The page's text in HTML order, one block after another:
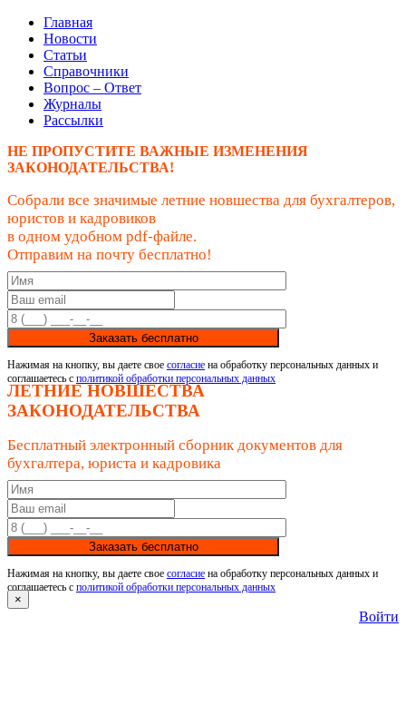
Главная
Новости
Статьи
Справочники
Вопрос – Ответ
Журналы
Рассылки
НЕ ПРОПУСТИТЕ ВАЖНЫЕ ИЗМЕНЕНИЯ
ЗАКОНОДАТЕЛЬСТВА!
Собрали все значимые летние новшества для бухгалтеров,
юристов и кадровиков
в одном удобном pdf-файле.
Отправим на почту бесплатно!
Заказать бесплатно
Нажимая на кнопку, вы даете свое согласие на обработку персональных данных и
соглашаетесь с политикой обработки персональных данных
ЛЕТНИЕ НОВШЕСТВА
ЗАКОНОДАТЕЛЬСТВА
Бесплатный электронный сборник документов для
бухгалтера, юриста и кадровика
Заказать бесплатно
Нажимая на кнопку, вы даете свое согласие на обработку персональных данных и
соглашаетесь с политикой обработки персональных данных
×
Войти